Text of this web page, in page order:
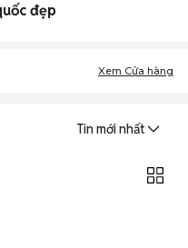
đẹp
Xem Cửa hàng
Tin mới nhất